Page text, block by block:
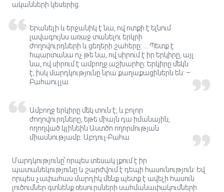
ականների կեսերից.
Երանելի և երջանիկ է նա, ով ոտքի է ելնում
լավագույնս առաջ տանելու երկրի
ժողովուրդների և ցեղերի շահերը: ... Պետք է
հպարտանա ոչ թե նա, ով սիրում է իր երկիրը, այլ
նա, ով սիրում է ամբողջ աշխարհը։ Երկիրը մեկն
է, իսկ մարդկությունը նրա քաղաքացիներն են: –
Բահաուլլա
Ամբողջ երկիրը մեկ տուն է, և բոլոր
ժողովուրդները, եթե միայն դա իմանային,
ողողված կլինեին Աստծո ողորմության
միասնությամբ: Աբդուլ-Բահա
Մարդկությունը՝ որպես տեսակ լքում է իր
պատանեկությունը և շարժվում է դեպի հասունություն: Եվ
որպես չափահաս մարդիկ մենք պետք է ավելի հասուն
լուծումներ գտնենք ռեսուրսների սահմանափակումների